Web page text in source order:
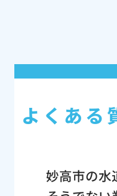
よくある
妙高市の水